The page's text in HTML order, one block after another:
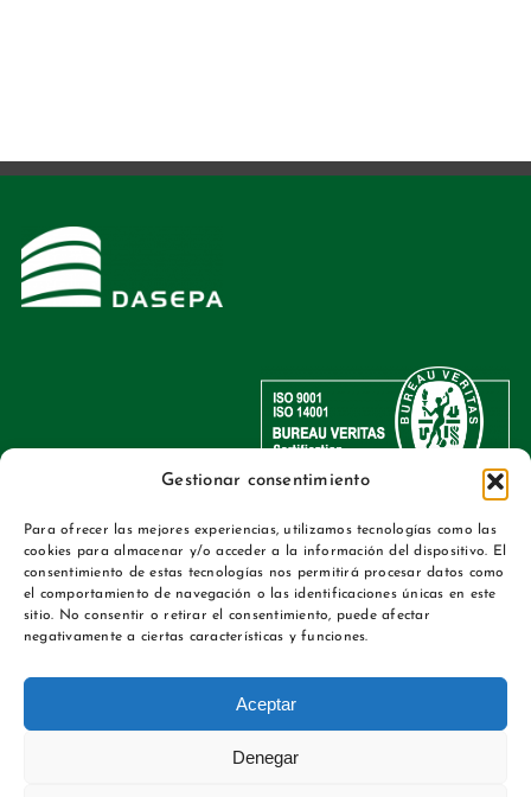
Gestionar consentimiento
Para ofrecer las mejores experiencias, utilizamos tecnologías como las
cookies para almacenar y/o acceder a la información del dispositivo. El
consentimiento de estas tecnologías nos permitirá procesar datos como
el comportamiento de navegación o las identificaciones únicas en este
sitio. No consentir o retirar el consentimiento, puede afectar
negativamente a ciertas características y funciones.
Aceptar
Denegar
©2026 | Todos los derechos reservados